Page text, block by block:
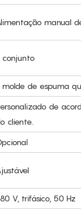
manual
conjunto
molde de espuma
de
cliente.
V, trifásico, 50 Hz